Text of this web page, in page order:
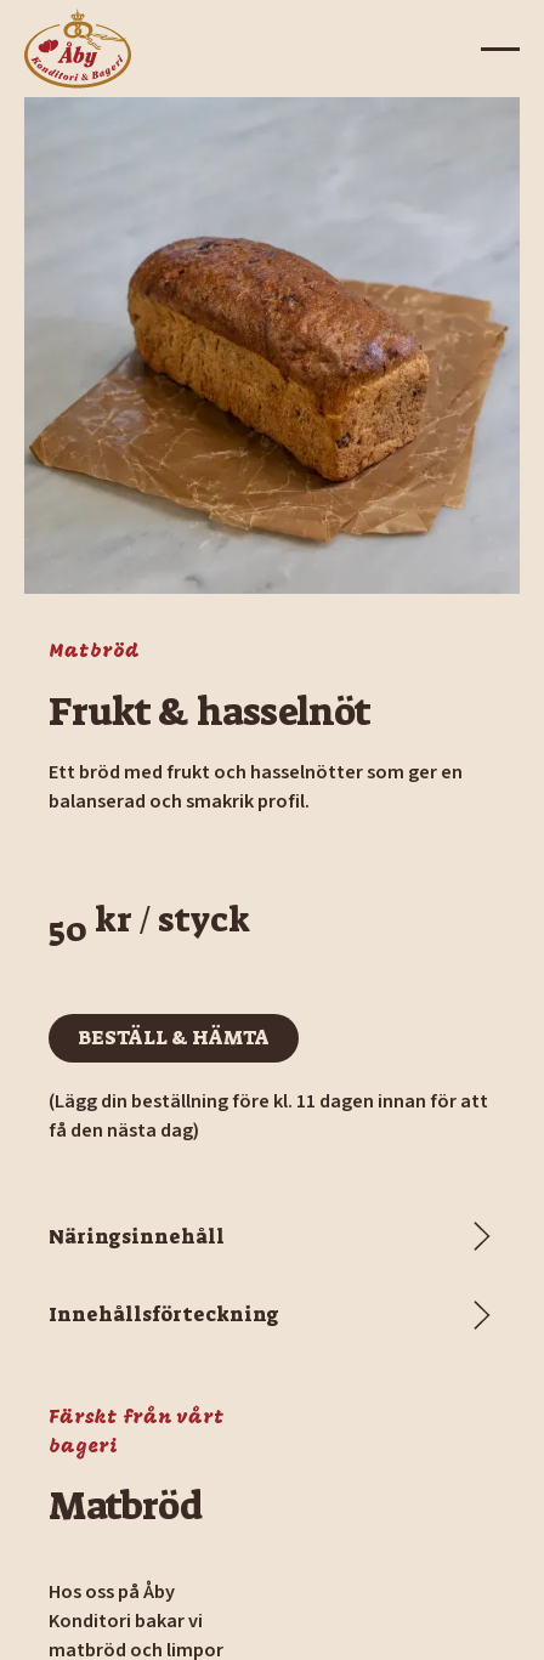
Matbröd
Frukt & hasselnöt
Ett bröd med frukt och hasselnötter som ger en
balanserad och smakrik profil.
50 kr / styck
BESTÄLL & HÄMTA
BESTÄLL & HÄMTA
(Lägg din beställning före kl. 11 dagen innan för att
få den nästa dag)
Näringsinnehåll
Innehållsförteckning
Färskt från vårt
bageri
Matbröd
Hos oss på Åby
Konditori bakar vi
matbröd och limpor